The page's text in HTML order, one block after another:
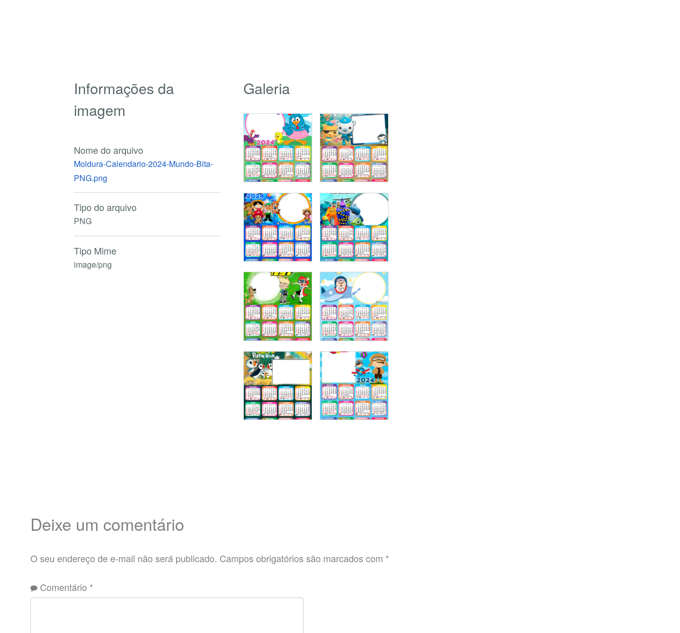
Informações da
imagem
Nome do arquivo
Moldura-Calendario-2024-Mundo-Bita-
PNG.png
Tipo do arquivo
PNG
Tipo Mime
image/png
Galeria
Deixe um comentário
O seu endereço de e-mail não será publicado. Campos obrigatórios são marcados com *
Comentário *